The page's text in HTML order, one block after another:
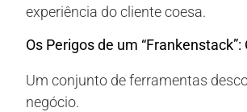
experiência do cliente coesa.
Os Perigos de um
Um conjunto de ferramentas
negócio.